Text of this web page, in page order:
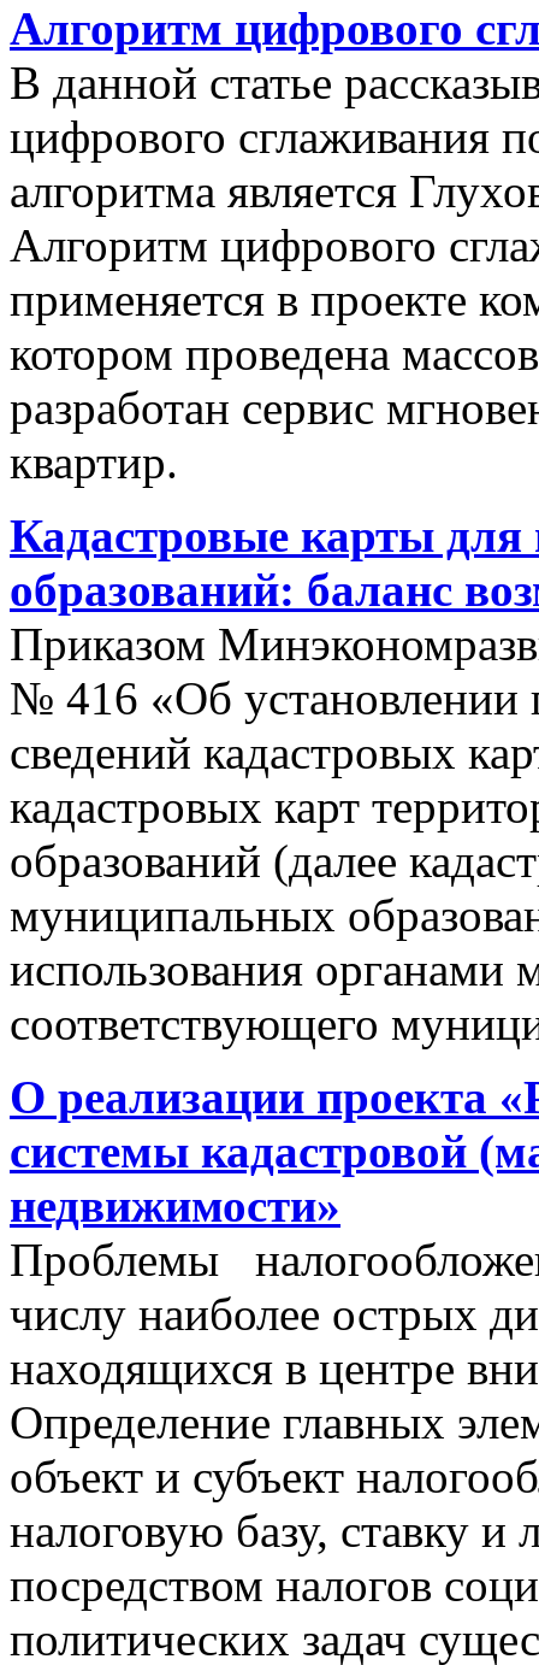
Алгоритм цифрового
В данной статье
цифрового сглаживания
алгоритма является
Алгоритм цифрового
применяется в проекте
котором проведена
разработан сервис
квартир.
Кадастровые карты
образований: баланс
Приказом
№ 416 «Об установлении
сведений кадастровых
кадастровых карт
образований (далее
муниципальных
использования органами
соответствующего
О реализации проекта
системы кадастровой
недвижимости»
Проблемы
числу наиболее острых
находящихся в центре
Определение главных
объект и субъект
налоговую базу, ставку и
посредством налогов
политических задач